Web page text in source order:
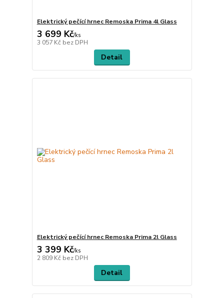
Elektrický pečící hrnec Remoska Prima 4l Glass
3 699 Kč/ks
3 057 Kč bez DPH
Detail
Elektrický pečící hrnec Remoska Prima 2l Glass
3 399 Kč/ks
2 809 Kč bez DPH
Detail